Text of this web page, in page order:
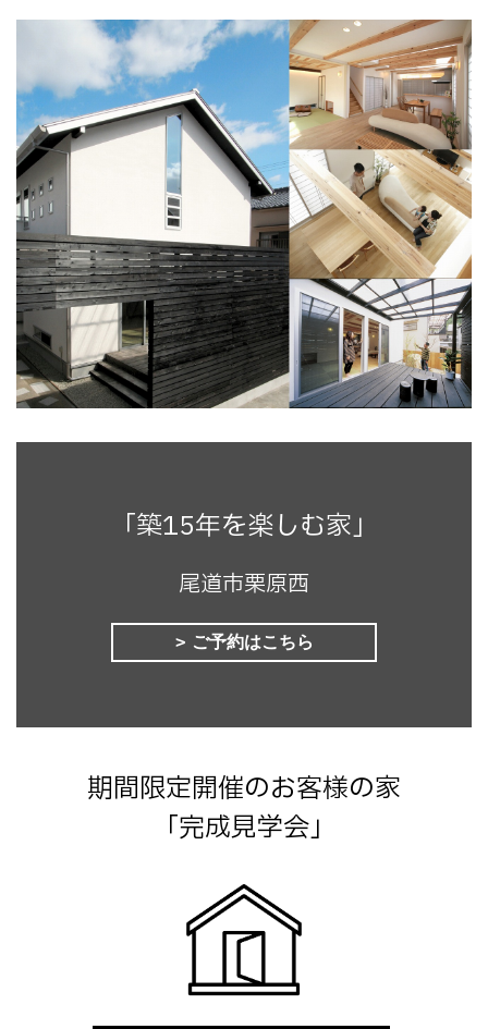
「築15年を楽しむ家」
尾道市栗原西
ご予約はこちら
期間限定開催のお客様の家
「完成見学会」